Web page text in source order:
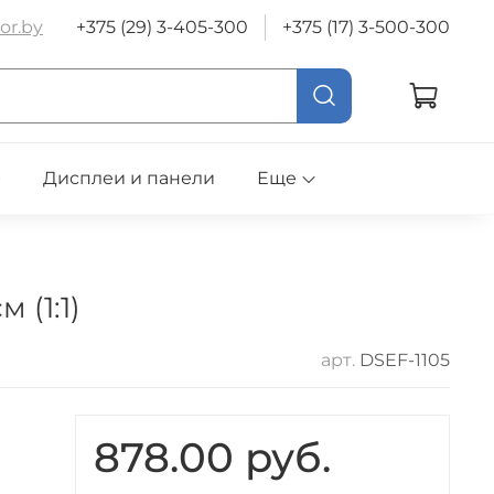
+375 (29) 3-405-300 +375 (17) 3-500-300
Дисплеи и панели Еще
(1:1)
арт. DSEF-1105
878.00 руб.